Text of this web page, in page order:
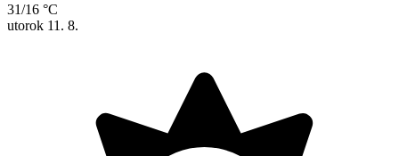
31/16 °C
utorok 11. 8.